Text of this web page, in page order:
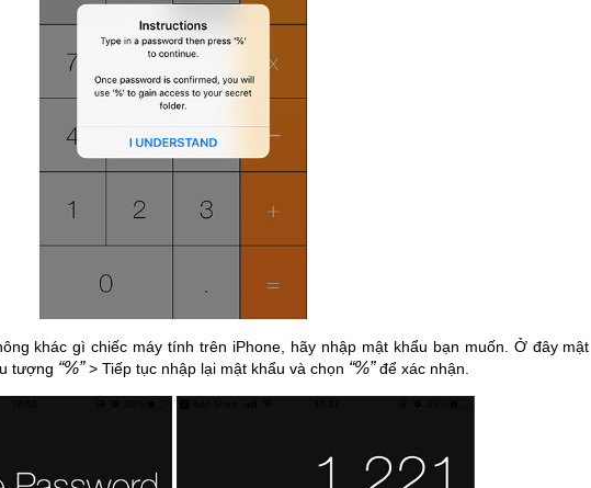
khác gì chiếc máy tính trên iPhone, hãy nhập mật khẩu bạn muốn. Ở đây mật
tượng “%”> Tiếp tục nhập lại mật khẩu và chọn “%”để xác nhận.